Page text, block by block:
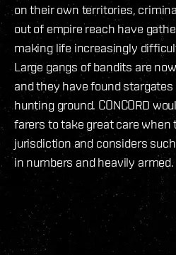
on their own territories,
out of empire reach have
making life increasingly
Large gangs of bandits are
and they have found
hunting ground. CONCORD
farers to take great care when
jurisdiction and considers
in numbers and heavily armed.